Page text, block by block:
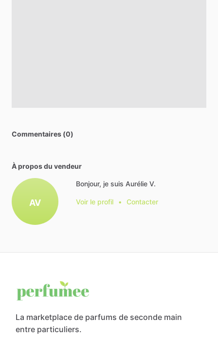
Commentaires (0)
À propos du vendeur
AV
Bonjour, je suis Aurélie V.
Voir le profil • Contacter
La marketplace de parfums de seconde main
entre particuliers.